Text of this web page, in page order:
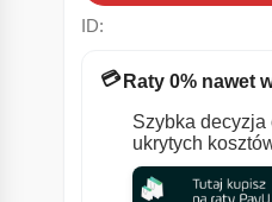
ID:
💳 Raty 0% nawet
Szybka
ukrytych